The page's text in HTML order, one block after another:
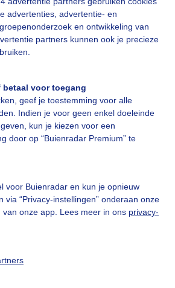
advertenties, advertentie- en
en ontwikkeling van
partners kunnen ook je precieze
voor toegang
geef je toestemming voor alle
Indien je voor geen enkel doeleinde
kun je kiezen voor een
door op “Buienradar Premium” te
voor Buienradar en kun je opnieuw
via “Privacy-instellingen” onderaan onze
onze app. Lees meer in ons privacy-